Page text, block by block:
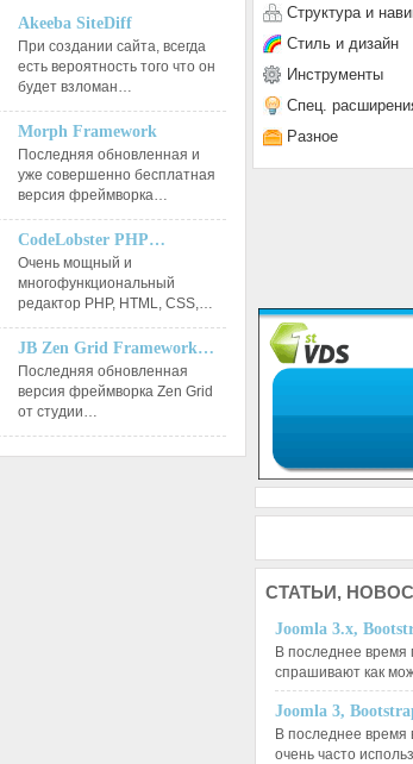
Akeeba SiteDiff
При создании сайта, всегда
есть вероятность того что он
будет взломан…
Morph Framework
Последняя обновленная и
уже совершенно бесплатная
версия фреймворка…
CodeLobster PHP…
Очень мощный и
многофункциональный
редактор РНР, HTML, CSS,…
JB Zen Grid Framework…
Последняя обновленная
версия фреймворка Zen Grid
от студии…
Структура и
Стиль и дизайн
Инструменты
Спец.
Разное
СТАТЬИ,
Joomla 3.x,
В последнее время
спрашивают как
Joomla 3,
В последнее время
очень часто